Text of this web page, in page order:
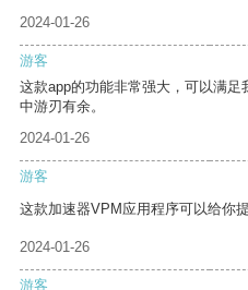
2024-01-26
游客
这款app的功能非常强大，可以满
中游刃有余。
2024-01-26
游客
这款加速器VPM应用程序可以给你
2024-01-26
游客